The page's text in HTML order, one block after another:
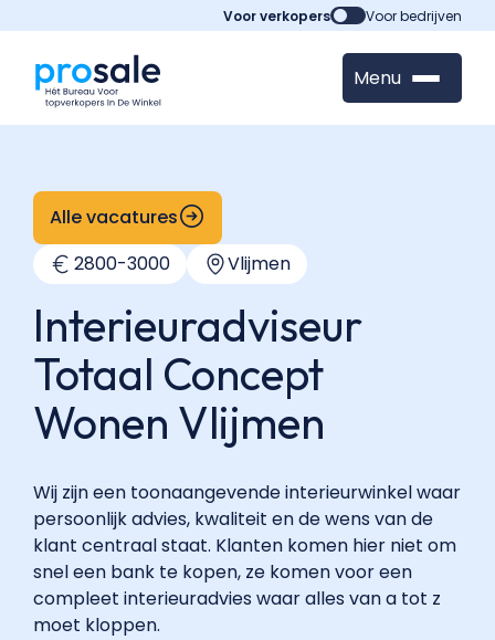
Voor verkopers Voor bedrijven
Menu
Alle vacatures
2800-3000 Vlijmen
Interieuradviseur
Totaal Concept
Wonen Vlijmen
Wij zijn een toonaangevende interieurwinkel waar
persoonlijk advies, kwaliteit en de wens van de
klant centraal staat. Klanten komen hier niet om
snel een bank te kopen, ze komen voor een
compleet interieuradvies waar alles van a tot z
moet kloppen.